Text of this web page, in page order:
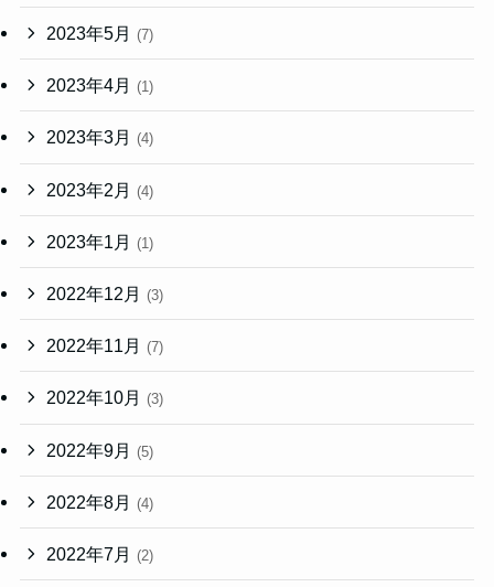
2023年5月 (7)
2023年4月 (1)
2023年3月 (4)
2023年2月 (4)
2023年1月 (1)
2022年12月 (3)
2022年11月 (7)
2022年10月 (3)
2022年9月 (5)
2022年8月 (4)
2022年7月 (2)